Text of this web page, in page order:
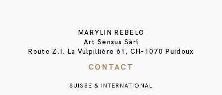
MARYLIN REBELO
Art Sensus Sàrl
Route Z.I. La Vulpillière 61, CH-1070 Puidoux
CONTACT
SUISSE & INTERNATIONAL